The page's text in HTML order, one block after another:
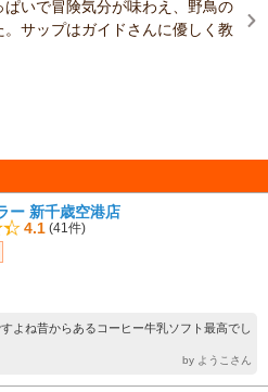
いで冒険気分が味わえ、野鳥の
サップはガイドさんに優しく教
ー 新千歳空港店
4.1 (41件)
よね昔からあるコーヒー牛乳ソフト最高でし
by ようこさん